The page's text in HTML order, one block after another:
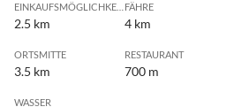
2.5 km
FÄHRE
4 km
ORTSMITTE
3.5 km
RESTAURANT
700 m
WASSER